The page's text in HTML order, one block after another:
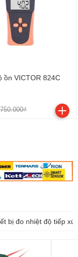
ồn VICTOR 824C
750.000₫
bị đo nhiệt độ tiếp xúc